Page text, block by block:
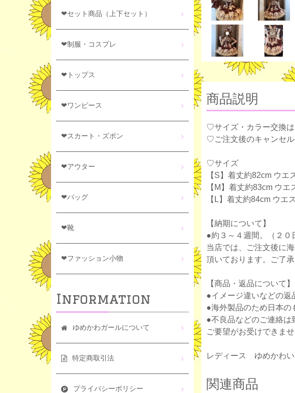
商品説明
♡サイズ・カラー交換は
♡ご注文後のキャンセル
♡サイズ
【S】着丈約82cm ウ
【M】着丈約83cm ウ
【L】着丈約84cm ウエ
【納期について】
●約３～４週間。（２０
当店では、ご注文後に
頂いております。ご了承
【商品・返品について】
●イメージ違いなどの返
●海外製品のため日本の
●不良品などのご連絡は
ご要望がお受けできませ
レディース ゆめか
関連商品
❤セット商品（上下セット）
❤制服・コスプレ
❤トップス
❤ワンピース
❤スカート・ズボン
❤アウター
❤バッグ
❤靴
❤ファッション小物
Information
ゆめかわガールについて
特定商取引法
プライバシーポリシー